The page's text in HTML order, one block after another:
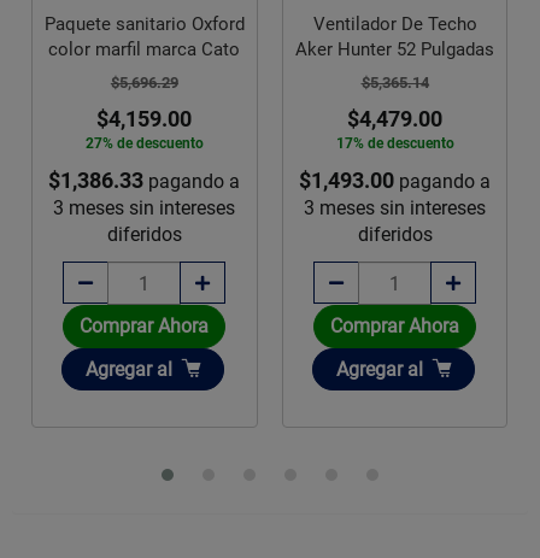
Paquete sanitario Oxford
color marfil marca Cato
$5,696.29
$4,159.00
27% de descuento
$1,386.33 pagando a
3 meses sin intereses
diferidos
Comprar Ahora
Añadir
Agregar al
Ventilador De Techo
Aker Hunter 52 Pulgadas
$5,365.14
$4,479.00
17% de descuento
$1,493.00 pagando a
3 meses sin intereses
diferidos
Comprar Ahora
Añadir
Agregar al